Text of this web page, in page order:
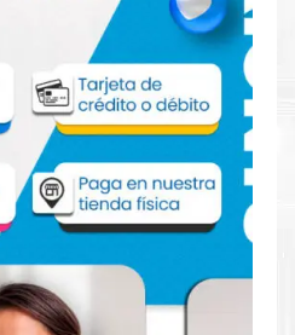
y atención para adquirir tus
todos los dias. Escríbenos o
la solución perfecta para tu
Toner Xerox 106R04044 Amarillo
para impresoras
provincia
. Descubre la mejor manera de
106R04044 Amarillo para